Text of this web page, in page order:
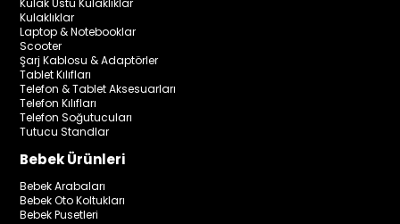
Kulak Üstü Kulaklıklar
Kulaklıklar
Laptop & Notebooklar
Scooter
Şarj Kablosu & Adaptörler
Tablet Kılıfları
Telefon & Tablet Aksesuarları
Telefon Kılıfları
Telefon Soğutucuları
Tutucu Standlar
Bebek Ürünleri
Bebek Arabaları
Bebek Oto Koltukları
Bebek Pusetleri